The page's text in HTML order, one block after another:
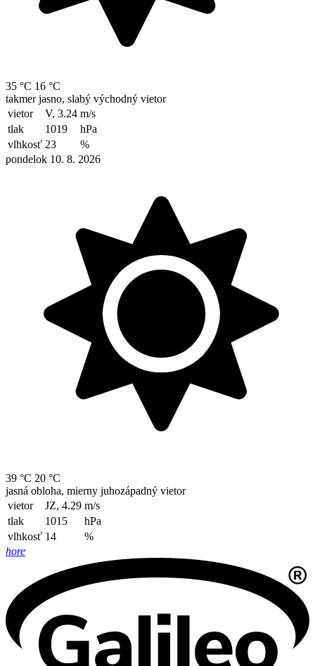
35 °C 16 °C
takmer jasno, slabý východný vietor
vietor
V, 3.24 m/s
tlak
1019
hPa
vlhkosť 23
%
pondelok 10. 8. 2026
39 °C 20 °C
jasná obloha, mierny juhozápadný vietor
vietor
JZ, 4.29 m/s
tlak
1015
hPa
vlhkosť 14
%
hore